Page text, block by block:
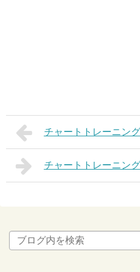
チャートトレーニン
チャートトレーニン